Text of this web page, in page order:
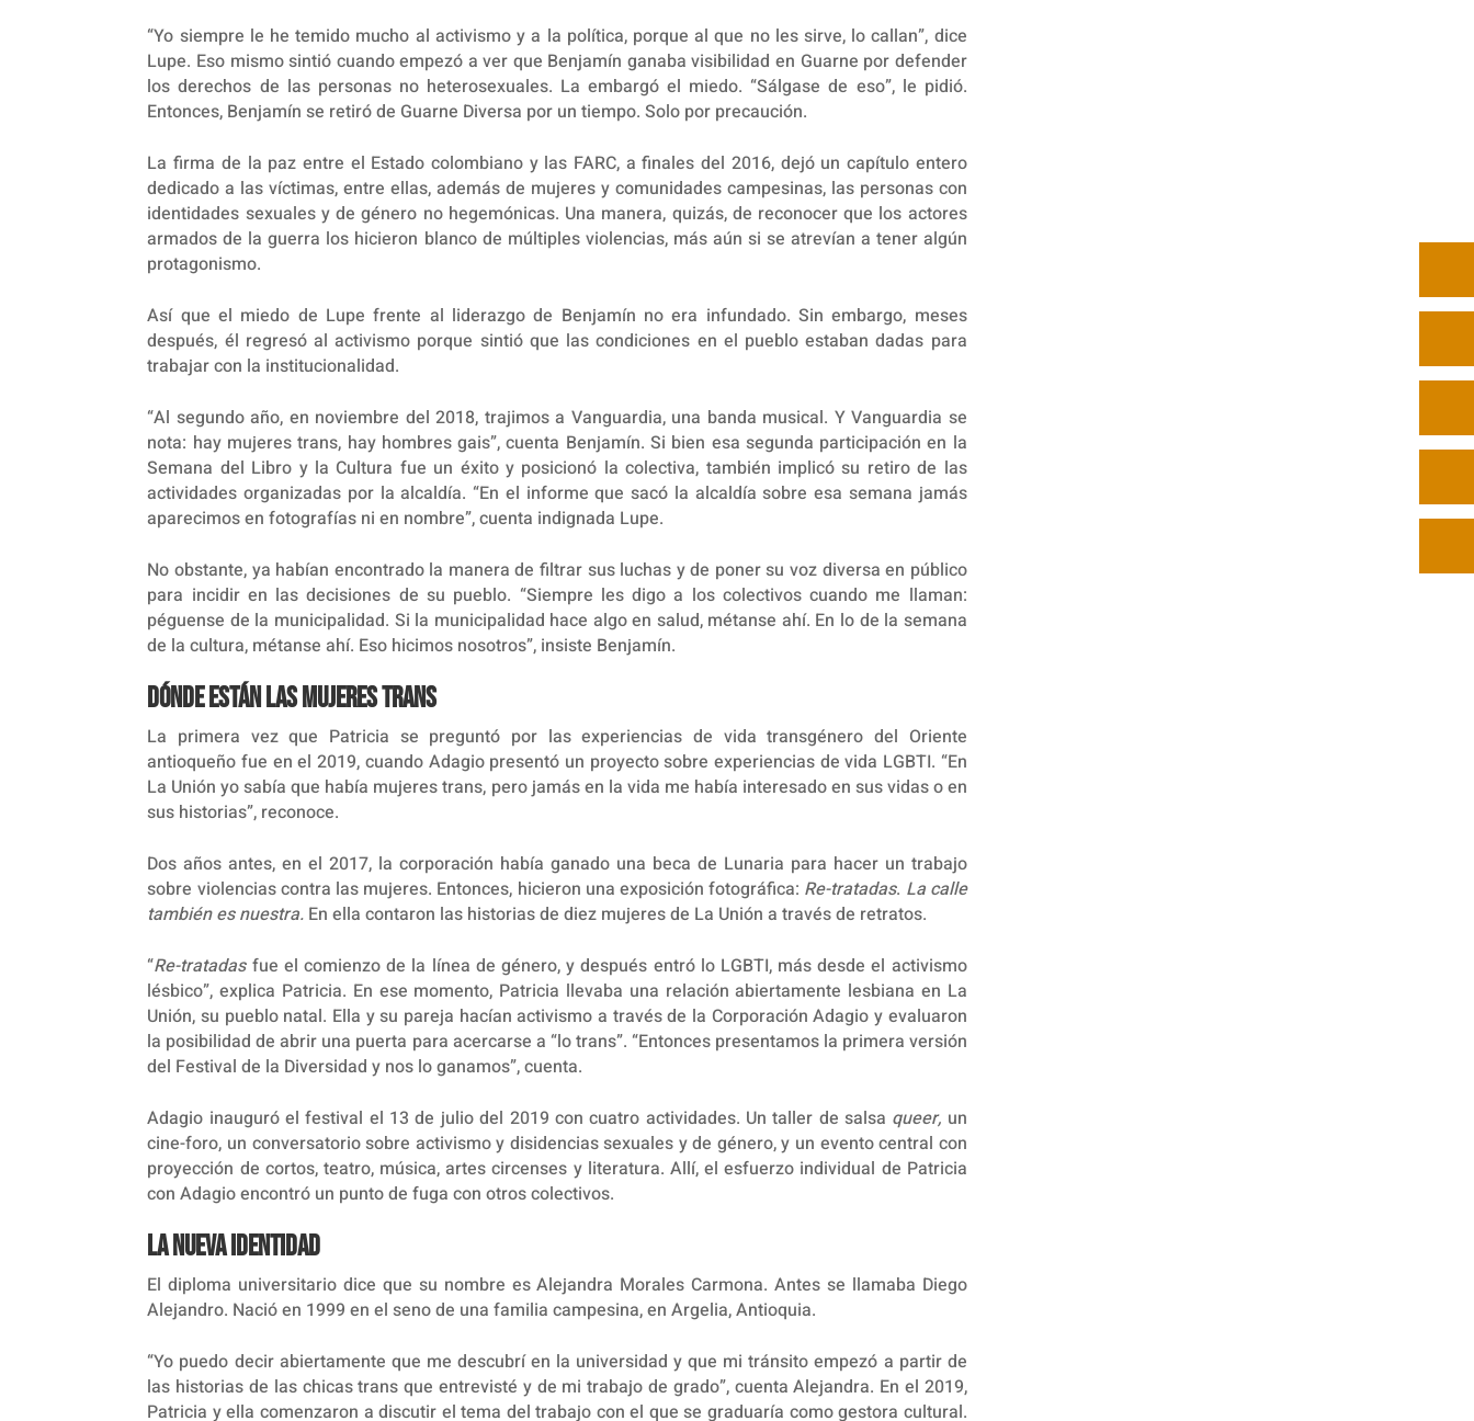
“Yo siempre le he temido mucho al activismo y a la política, porque al que no les sirve, lo callan”, dice
Lupe. Eso mismo sintió cuando empezó a ver que Benjamín ganaba visibilidad en Guarne por defender
los derechos de las personas no heterosexuales. La embargó el miedo. “Sálgase de eso”, le pidió.
Entonces, Benjamín se retiró de Guarne Diversa por un tiempo. Solo por precaución.
La firma de la paz entre el Estado colombiano y las FARC, a finales del 2016, dejó un capítulo entero
dedicado a las víctimas, entre ellas, además de mujeres y comunidades campesinas, las personas con
identidades sexuales y de género no hegemónicas. Una manera, quizás, de reconocer que los actores
armados de la guerra los hicieron blanco de múltiples violencias, más aún si se atrevían a tener algún
protagonismo.
Así que el miedo de Lupe frente al liderazgo de Benjamín no era infundado. Sin embargo, meses
después, él regresó al activismo porque sintió que las condiciones en el pueblo estaban dadas para
trabajar con la institucionalidad.
“Al segundo año, en noviembre del 2018, trajimos a Vanguardia, una banda musical. Y Vanguardia se
nota: hay mujeres trans, hay hombres gais”, cuenta Benjamín. Si bien esa segunda participación en la
Semana del Libro y la Cultura fue un éxito y posicionó la colectiva, también implicó su retiro de las
actividades organizadas por la alcaldía. “En el informe que sacó la alcaldía sobre esa semana jamás
aparecimos en fotografías ni en nombre”, cuenta indignada Lupe.
No obstante, ya habían encontrado la manera de filtrar sus luchas y de poner su voz diversa en público
para incidir en las decisiones de su pueblo. “Siempre les digo a los colectivos cuando me llaman:
péguense de la municipalidad. Si la municipalidad hace algo en salud, métanse ahí. En lo de la semana
de la cultura, métanse ahí. Eso hicimos nosotros”, insiste Benjamín.
Dónde están las mujeres trans
La primera vez que Patricia se preguntó por las experiencias de vida transgénero del Oriente
antioqueño fue en el 2019, cuando Adagio presentó un proyecto sobre experiencias de vida LGBTI. “En
La Unión yo sabía que había mujeres trans, pero jamás en la vida me había interesado en sus vidas o en
sus historias”, reconoce.
Dos años antes, en el 2017, la corporación había ganado una beca de Lunaria para hacer un trabajo
sobre violencias contra las mujeres. Entonces, hicieron una exposición fotográfica: Re-tratadas. La calle
también es nuestra. En ella contaron las historias de diez mujeres de La Unión a través de retratos.
“Re-tratadasfue el comienzo de la línea de género, y después entró lo LGBTI, más desde el activismo
lésbico”, explica Patricia. En ese momento, Patricia llevaba una relación abiertamente lesbiana en La
Unión, su pueblo natal. Ella y su pareja hacían activismo a través de la Corporación Adagio y evaluaron
la posibilidad de abrir una puerta para acercarse a “lo trans”. “Entonces presentamos la primera versión
del Festival de la Diversidad y nos lo ganamos”, cuenta.
Adagio inauguró el festival el 13 de julio del 2019 con cuatro actividades. Un taller de salsa queer, un
cine-foro, un conversatorio sobre activismo y disidencias sexuales y de género, y un evento central con
proyección de cortos, teatro, música, artes circenses y literatura. Allí, el esfuerzo individual de Patricia
con Adagio encontró un punto de fuga con otros colectivos.
La nueva identidad
El diploma universitario dice que su nombre es Alejandra Morales Carmona. Antes se llamaba Diego
Alejandro. Nació en 1999 en el seno de una familia campesina, en Argelia, Antioquia.
“Yo puedo decir abiertamente que me descubrí en la universidad y que mi tránsito empezó a partir de
las historias de las chicas trans que entrevisté y de mi trabajo de grado”, cuenta Alejandra. En el 2019,
Patricia y ella comenzaron a discutir el tema del trabajo con el que se graduaría como gestora cultural.